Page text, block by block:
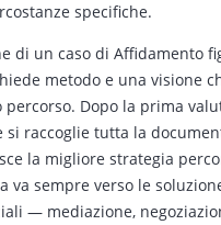
specifiche.
di un caso di Affidamento
metodo e una visione
Dopo la prima
si raccoglie tutta la
la migliore strategia
va sempre verso le
— mediazione,